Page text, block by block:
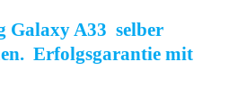
Galaxy A33 selber
Erfolgsgarantie mit